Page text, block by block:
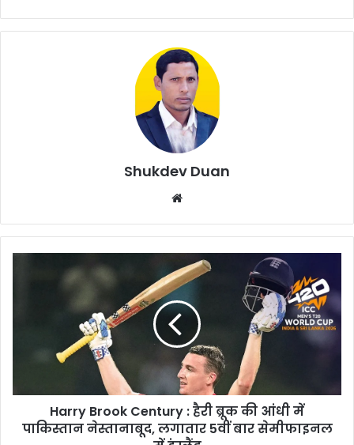
Shukdev Duan
में
नेस्तानाबूद,
Harry Brook Century : हैरी ब्रूक की आंधी में
पाकिस्तान नेस्तानाबूद, लगातार 5वीं बार सेमीफाइनल